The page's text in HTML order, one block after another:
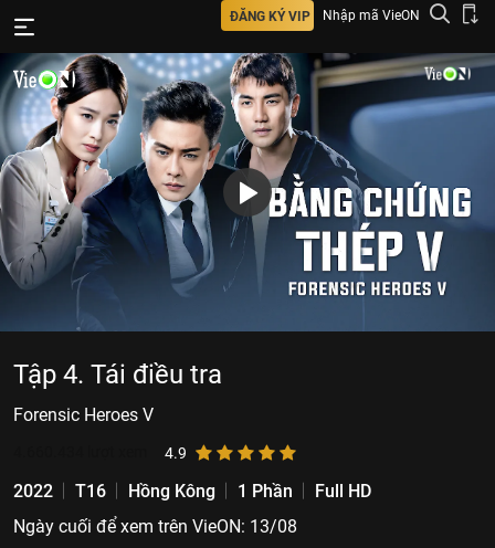
ĐĂNG KÝ VIP Nhập mã VieON
Tập 4. Tái điều tra
Forensic Heroes V
4.9
2022 T16 Hồng Kông 1 Phần
Full HD
Ngày cuối để xem trên VieON: 13/08